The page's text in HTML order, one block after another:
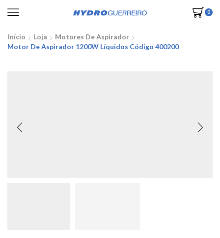
0
Início Loja
Motores De Aspirador
Motor De Aspirador 1200W Líquidos Código 400200